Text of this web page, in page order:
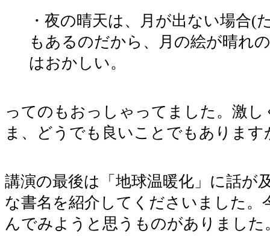
・夜の晴天は、月が出ない場合(
もあるのだから、月の絵が晴れ
はおかしい。
ってのもおっしゃってました。激し
ま、どうでも良いことでもあります
講演の最後は「地球温暖化」に話が
な書名を紹介してくださいました。
んでみようと思うものがありました